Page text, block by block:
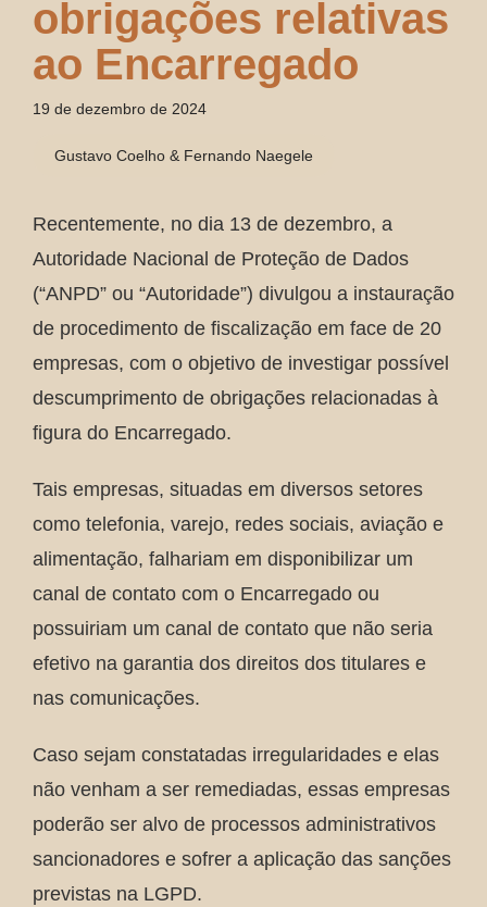
obrigações relativas
ao Encarregado
19 de dezembro de 2024
Gustavo Coelho & Fernando Naegele
Recentemente, no dia 13 de dezembro, a
Autoridade Nacional de Proteção de Dados
(“ANPD” ou “Autoridade”) divulgou a instauração
de procedimento de fiscalização em face de 20
empresas, com o objetivo de investigar possível
descumprimento de obrigações relacionadas à
figura do Encarregado.
Tais empresas, situadas em diversos setores
como telefonia, varejo, redes sociais, aviação e
alimentação, falhariam em disponibilizar um
canal de contato com o Encarregado ou
possuiriam um canal de contato que não seria
efetivo na garantia dos direitos dos titulares e
nas comunicações.
Caso sejam constatadas irregularidades e elas
não venham a ser remediadas, essas empresas
poderão ser alvo de processos administrativos
sancionadores e sofrer a aplicação das sanções
previstas na LGPD.